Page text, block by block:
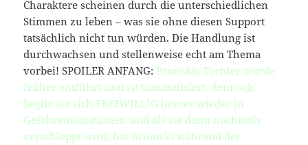
Charaktere scheinen durch die unterschiedlichen
Stimmen zu leben – was sie ohne diesen Support
tatsächlich nicht tun würden. Die Handlung ist
durchwachsen und stellenweise echt am Thema
vorbei! SPOILER ANFANG: Bronskis Tochter wurde
früher entführt und ist traumatisiert, dennoch
begibt sie sich FREIWILLIG immer wieder in
Gefahrensituationen und als sie dann nochmals
verschleppt wird, hat Brionski während der